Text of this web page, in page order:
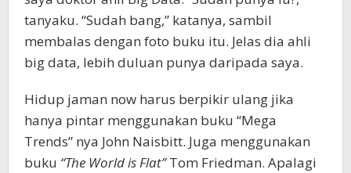
tanyaku. “Sudah bang,” katanya, sambil
membalas dengan foto buku itu. Jelas dia ahli
big data, lebih duluan punya daripada saya.
Hidup jaman now harus berpikir ulang jika
hanya pintar menggunakan buku “Mega
Trends” nya John Naisbitt. Juga menggunakan
buku “The World is Flat”Tom Friedman. Apalagi